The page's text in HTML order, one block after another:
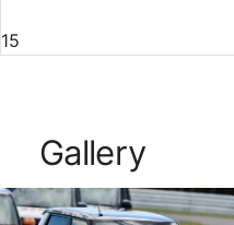
15
Gallery